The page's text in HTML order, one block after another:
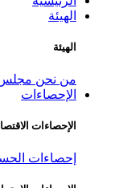
الهيئة
الهيئة
من نحن مجلس
الإحصاءات
الإحصاءات
إحصاءات